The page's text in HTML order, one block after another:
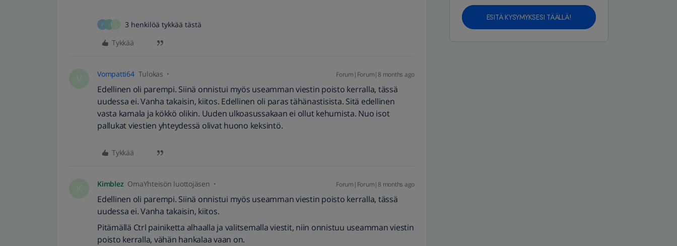
P
3 henkilöä tykkää tästä
Tykkää
Vompatti64 Tulokas Forum|Forum|8 months ago
Edellinen oli parempi. Siinä onnistui myös useamman viestin poisto kerralla, tässä
uudessa ei. Vanha takaisin, kiitos. Edellinen oli paras tähänastisista. Sitä edellinen
vasta kamala ja kökkö olikin. Uuden ulkoasussakaan ei ollut kehumista. Nuo isot
pallukat viestien yhteydessä olivat huono keksintö.
Tykkää
Kimblez OmaYhteisön luottojäsen Forum|Forum|8 months ago
Edellinen oli parempi. Siinä onnistui myös useamman viestin poisto kerralla, tässä
uudessa ei. Vanha takaisin, kiitos.
Pitämällä Ctrl painiketta alhaalla ja valitsemalla viestit, niin onnistuu useamman viestin
poisto kerralla, vähän hankalaa vaan on.
ESITÄ KYSYMYKSESI TÄÄLLÄ!